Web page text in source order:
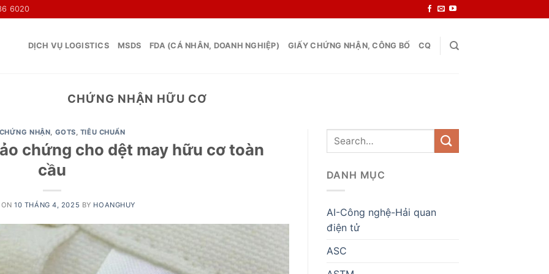
6020
DỊCH VỤ LOGISTICS MSDS FDA (CÁ NHÂN, DOANH NGHIỆP) GIẤY CHỨNG NHẬN, CÔNG BỐ CQ
CHỨNG NHẬN HỮU CƠ
NHẬN, GOTS, TIÊU CHUẨN
chứng cho dệt may hữu cơ toàn
cầu
ON10 THÁNG 4, 2025 BY HOANGHUY
DANH MỤC
AI-Công nghệ-Hải quan
điện tử
ASC